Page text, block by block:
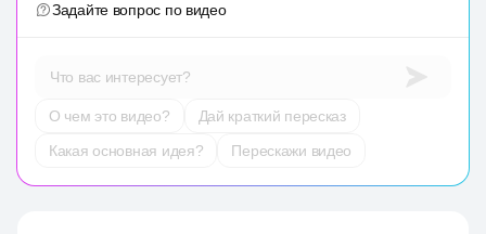
Задайте вопрос по видео
Что вас интересует?
О чем это видео?
Дай краткий пересказ
Какая основная идея?
Перескажи видео